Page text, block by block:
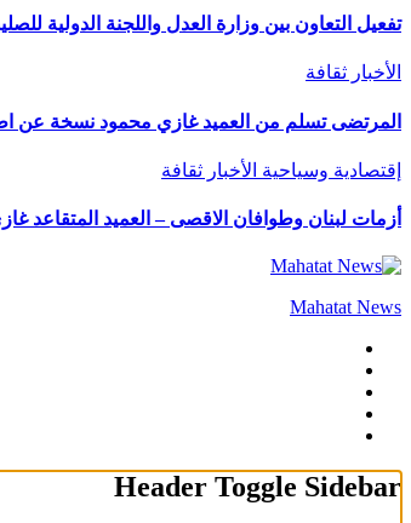
تفعيل التعاون بين وزارة العدل واللجنة الدولية
الأخبار ثقافة
المرتضى تسلم من العميد غازي محمود نسخة عن
إقتصادية وسياحية الأخبار ثقافة
أزمات لبنان وطوافان الاقصى – العميد المتقاعد
Mahatat News
Header Toggle Sidebar